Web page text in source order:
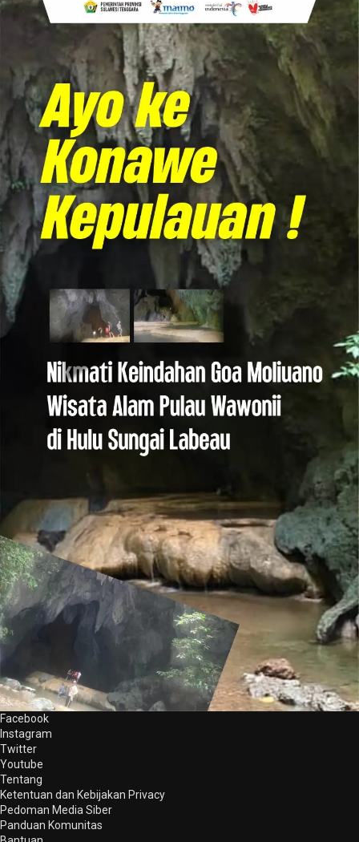
Facebook
Instagram
Twitter
Youtube
Tentang
Ketentuan dan Kebijakan Privacy
Pedoman Media Siber
Panduan Komunitas